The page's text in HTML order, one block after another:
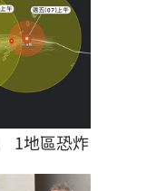
1地區恐炸